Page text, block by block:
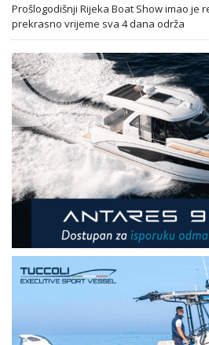
Prošlogodišnji Rijeka Boat Show imao je
prekrasno vrijeme sva 4 dana održa